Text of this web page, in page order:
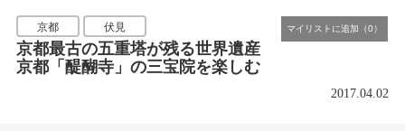
京都 伏見
京都最古の五重塔が残る世界遺産
京都「醍醐寺」の三宝院を楽しむ
2017.04.02